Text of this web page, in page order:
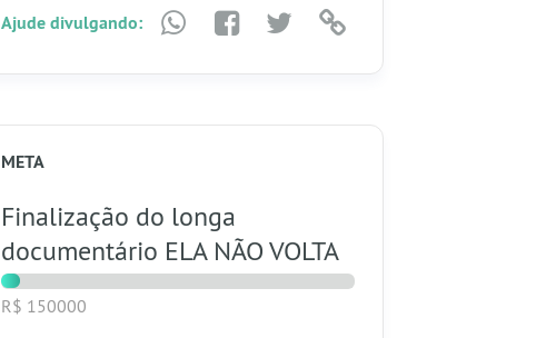
Ajude divulgando:
META
Finalização do longa
documentário ELA NÃO VOLTA
R$ 150000